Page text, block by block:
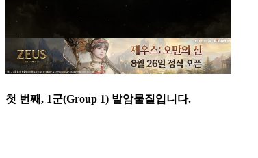
첫 번째, 1군(Group 1) 발암물질입니다.